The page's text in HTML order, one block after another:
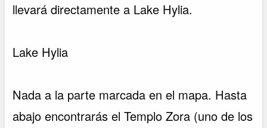
llevará directamente a Lake Hylia.
Lake Hylia
Nada a la parte marcada en el mapa. Hasta
abajo encontrarás el Templo Zora (uno de los